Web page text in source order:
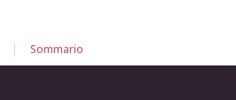
| Sommario